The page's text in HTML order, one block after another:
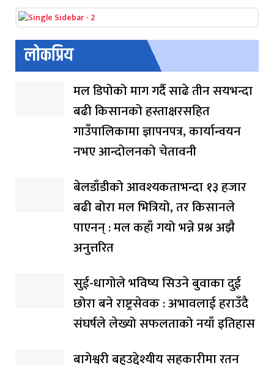
लोकप्रिय
मल डिपोको माग गर्दै साढे तीन सयभन्दा
बढी किसानको हस्ताक्षरसहित
गाउँपालिकामा ज्ञापनपत्र, कार्यान्वयन
नभए आन्दोलनको चेतावनी
बेलडाँडीको आवश्यकताभन्दा १३ हजार
बढी बोरा मल भित्रियो, तर किसानले
पाएनन् : मल कहाँ गयो भन्ने प्रश्न अझै
अनुत्तरित
सुई-धागोले भविष्य सिउने बुवाका दुई
छोरा बने राष्ट्रसेवक : अभावलाई हराउँदै
संघर्षले लेख्यो सफलताको नयाँ इतिहास
बागेश्वरी बहुउद्देश्यीय सहकारीमा रतन